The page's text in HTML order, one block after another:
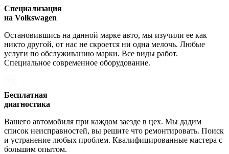
Специализация
на Volkswagen
Остановившись на данной марке авто, мы изучили ее как
никто другой, от нас не скроется ни одна мелочь. Любые
услуги по обслуживанию марки. Все виды работ.
Специальное современное оборудование.
Бесплатная
диагностика
Вашего автомобиля при каждом заезде в цех. Мы дадим
список неисправностей, вы решите что ремонтировать. Поиск
и устранение любых проблем. Квалифицированные мастера с
большим опытом.